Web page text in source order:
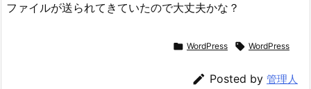
ファイルが送られてきていたので大丈夫かな？
 WordPress  WordPress
 Posted by 管理人